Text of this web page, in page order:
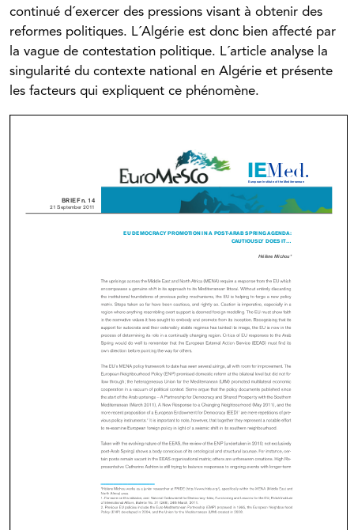
continué d´exercer des pressions visant à obtenir des
reformes politiques. L´Algérie est donc bien affecté par
la vague de contestation politique. L´article analyse la
singularité du contexte national en Algérie et présente
les facteurs qui expliquent ce phénomène.